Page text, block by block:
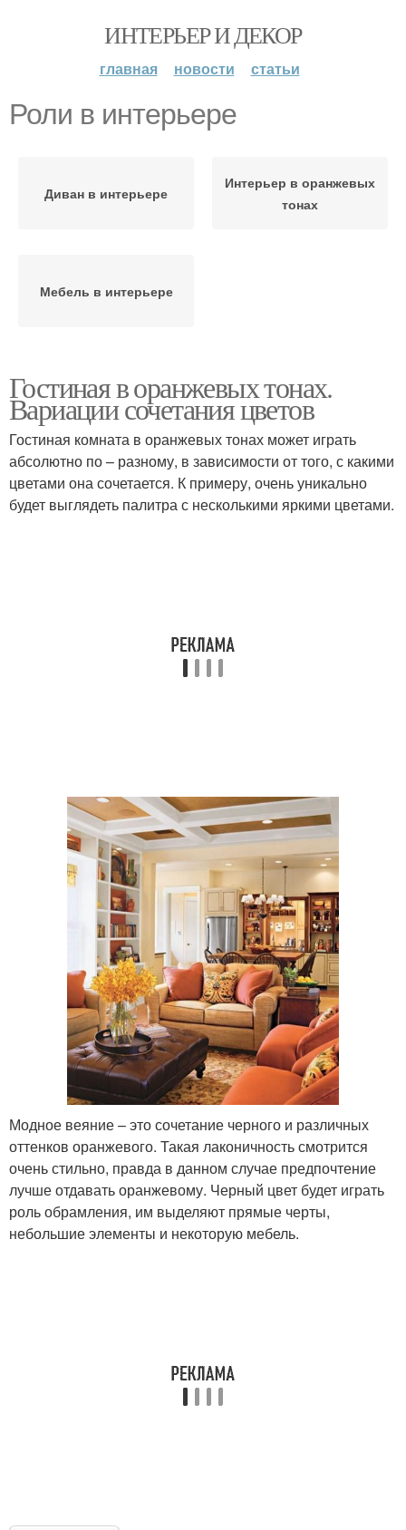
ИНТЕРЬЕР И ДЕКОР
главная новости статьи
Роли в интерьере
Диван в интерьере
Интерьер в оранжевых
тонах
Мебель в интерьере
Гостиная в оранжевых тонах.
Вариации сочетания цветов
Гостиная комната в оранжевых тонах может играть
абсолютно по – разному, в зависимости от того, с какими
цветами она сочетается. К примеру, очень уникально
будет выглядеть палитра с несколькими яркими цветами.
Модное веяние – это сочетание черного и различных
оттенков оранжевого. Такая лаконичность смотрится
очень стильно, правда в данном случае предпочтение
лучше отдавать оранжевому. Черный цвет будет играть
роль обрамления, им выделяют прямые черты,
небольшие элементы и некоторую мебель.